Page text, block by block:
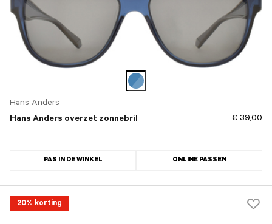
Hans Anders
Hans Anders overzet zonnebril
€ 39,00
PAS IN DE WINKEL ONLINE PASSEN
20% korting